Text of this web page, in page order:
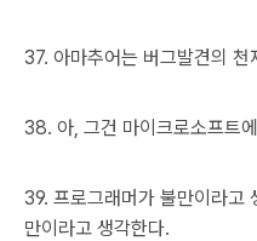
37. 아마추어는 버그발견의 천
38. 아, 그건 마이크로소프트
39. 프로그래머가 불만이라고
만이라고 생각한다.